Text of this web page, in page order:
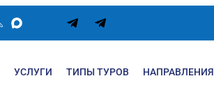
УСЛУГИ ТИПЫ ТУРОВ НАПРАВЛЕНИЯ